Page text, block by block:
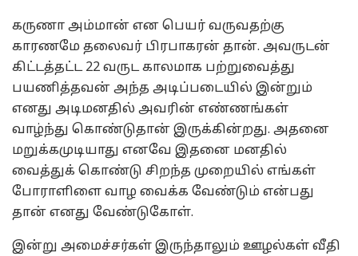
கருணா அம்மான் என பெயர் வருவதற்கு
காரணமே தலைவர் பிரபாகரன் தான். அவருடன்
கிட்டத்தட்ட 22 வருட காலமாக பற்றுவைத்து
பயணித்தவன் அந்த அடிப்படையில் இன்றும்
எனது அடிமனதில் அவரின் எண்ணங்கள்
வாழ்ந்து கொண்டுதான் இருக்கின்றது. அதனை
மறுக்கமுடியாது எனவே இதனை மனதில்
வைத்துக் கொண்டு சிறந்த முறையில் எங்கள்
போராளிளை வாழ வைக்க வேண்டும் என்பது
தான் எனது வேண்டுகோள்.
இன்று அமைச்சர்கள் இருந்தாலும் ஊழல்கள் வீதி